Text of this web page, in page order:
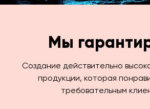
Мы
Создание действительно
продукции, которая
требовательным